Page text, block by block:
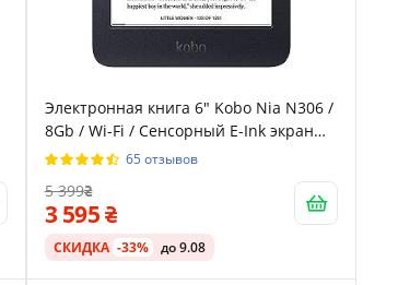
Электронная книга 6" Kobo Nia N306 /
8Gb / Wi-Fi / Сенсорный E-Ink экран
(1024 x 758) / 168 часов работы от
батареи / Черный(N306-KU-BK-K-EP)
65 отзывов
5 399
3 595
СКИДКА -33% до 9.08